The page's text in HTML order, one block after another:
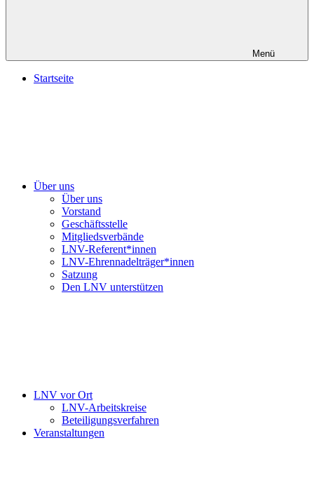
Menü
Startseite
Über uns
Über uns
Vorstand
Geschäftsstelle
Mitgliedsverbände
LNV-Referent*innen
LNV-Ehrennadelträger*innen
Satzung
Den LNV unterstützen
LNV vor Ort
LNV-Arbeitskreise
Beteiligungsverfahren
Veranstaltungen